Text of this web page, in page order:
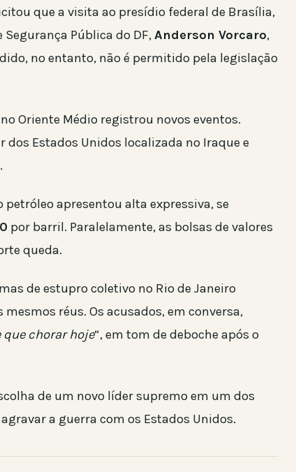
que a visita ao presídio federal de Brasília,
Pública do DF,Anderson Vorcaro,
no entanto, não é permitido pela legislação
Oriente Médio registrou novos eventos.
Estados Unidos localizada no Iraque e
petróleo apresentou alta expressiva, se
por barril. Paralelamente, as bolsas de valores
queda.
de estupro coletivo no Rio de Janeiro
réus. Os acusados, em conversa,
que chorar hoje“, em tom de deboche após o
de um novo líder supremo em um dos
a guerra com os Estados Unidos.